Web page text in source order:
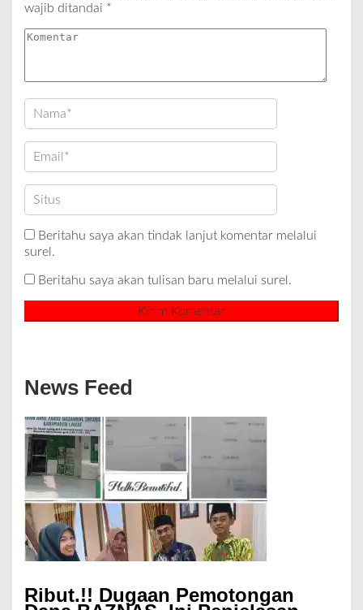
wajib ditandai *
Beritahu saya akan tindak lanjut komentar melalui
surel.
Beritahu saya akan tulisan baru melalui surel.
News Feed
Ribut.!! Dugaan Pemotongan